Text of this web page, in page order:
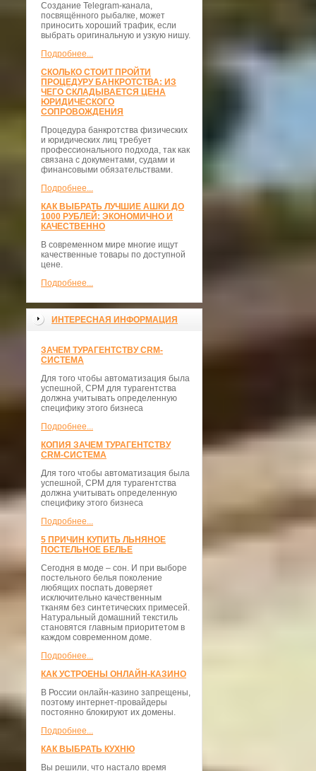
Создание Telegram-канала,
посвящённого рыбалке, может
приносить хороший трафик, если
выбрать оригинальную и узкую нишу.
Подробнее...
СКОЛЬКО СТОИТ ПРОЙТИ
ПРОЦЕДУРУ БАНКРОТСТВА: ИЗ
ЧЕГО СКЛАДЫВАЕТСЯ ЦЕНА
ЮРИДИЧЕСКОГО
СОПРОВОЖДЕНИЯ
Процедура банкротства физических
и юридических лиц требует
профессионального подхода, так как
связана с документами, судами и
финансовыми обязательствами.
Подробнее...
КАК ВЫБРАТЬ ЛУЧШИЕ АШКИ ДО
1000 РУБЛЕЙ: ЭКОНОМИЧНО И
КАЧЕСТВЕННО
В современном мире многие ищут
качественные товары по доступной
цене.
Подробнее...
ИНТЕРЕСНАЯ ИНФОРМАЦИЯ
ЗАЧЕМ ТУРАГЕНТСТВУ CRM-
СИСТЕМА
Для того чтобы автоматизация была
успешной, СРМ для турагентства
должна учитывать определенную
специфику этого бизнеса
Подробнее...
КОПИЯ ЗАЧЕМ ТУРАГЕНТСТВУ
CRM-СИСТЕМА
Для того чтобы автоматизация была
успешной, СРМ для турагентства
должна учитывать определенную
специфику этого бизнеса
Подробнее...
5 ПРИЧИН КУПИТЬ ЛЬНЯНОЕ
ПОСТЕЛЬНОЕ БЕЛЬЕ
Сегодня в моде – сон. И при выборе
постельного белья поколение
любящих поспать доверяет
исключительно качественным
тканям без синтетических примесей.
Натуральный домашний текстиль
становятся главным приоритетом в
каждом современном доме.
Подробнее...
КАК УСТРОЕНЫ ОНЛАЙН-КАЗИНО
В России онлайн-казино запрещены,
поэтому интернет-провайдеры
постоянно блокируют их домены.
Подробнее...
КАК ВЫБРАТЬ КУХНЮ
Вы решили, что настало время